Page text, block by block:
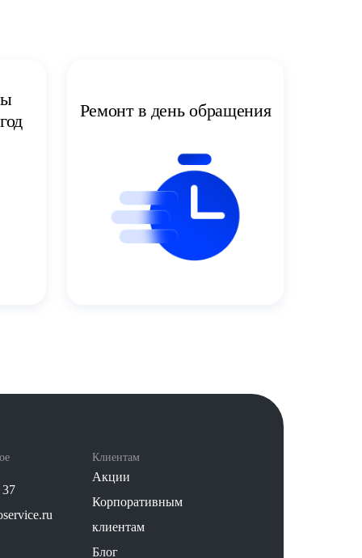
Ремонт в день обращения
Клиентам
Акции
Корпоративным
клиентам
Блог
37